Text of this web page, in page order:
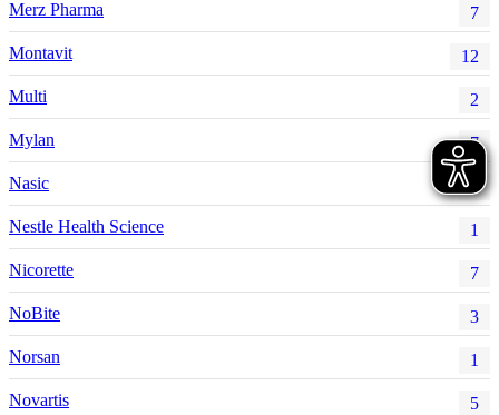
Merz Pharma 7
Montavit 12
Multi 2
Mylan 7
Nasic 3
Nestle Health Science 1
Nicorette 7
NoBite 3
Norsan 1
Novartis 5